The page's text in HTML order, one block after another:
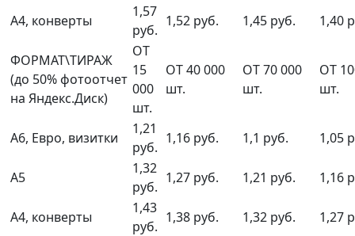
А4, конверты
1,57
руб.
1,52 руб. 1,45 руб. 1,40
ФОРМАТ\ТИРАЖ
(до 50% фотоотчет
на Яндекс.Диск)
ОТ
15
000
шт.
ОТ 40 000
шт.
ОТ 70 000
шт.
ОТ
шт.
А6, Евро, визитки
1,21
руб.
1,16 руб. 1,1 руб. 1,05
А5
1,32
руб.
1,27 руб. 1,21 руб. 1,16
А4, конверты
1,43
руб.
1,38 руб. 1,32 руб.
1,27